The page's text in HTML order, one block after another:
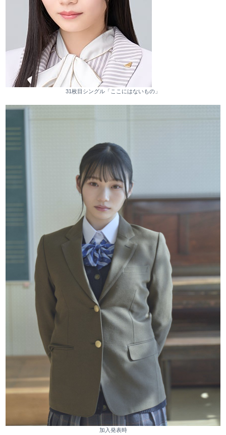
31枚目シングル「ここにはないもの」
加入発表時